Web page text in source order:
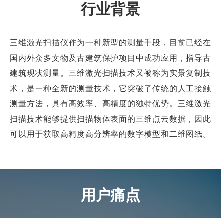
售后服务政策
帮助中心
三维智能
海洋测绘
精准农业
商业道德与反腐败政策
投资者关系
加入华测
行业背景
三维激光扫描仪作为一种新型的测量手段，目前已经在
国内外众多文物及古建筑保护项目中成功应用，指导古
建筑现状测量。三维激光扫描技术又被称为实景复制技
术，是一种全新的测量技术，它突破了传统的人工接触
测量方法，具有高效率、高精度的独特优势。三维激光
扫描技术能够提供扫描物体表面的三维点云数据，因此
可以用于获取高精度高分辨率的数字模型和二维图纸。
用户痛点